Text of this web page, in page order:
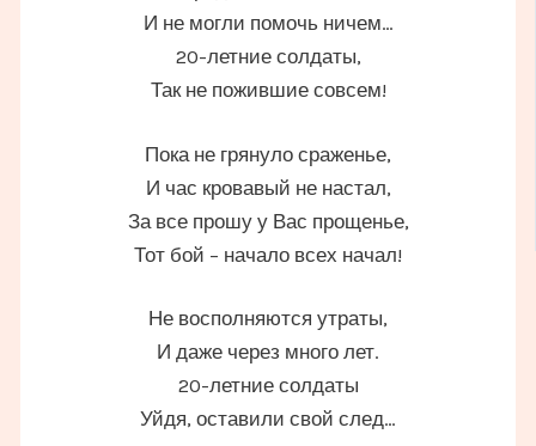
И не могли помочь ничем…
20-летние солдаты,
Так не пожившие совсем!
Пока не грянуло сраженье,
И час кровавый не настал,
За все прошу у Вас прощенье,
Тот бой – начало всех начал!
Не восполняются утраты,
И даже через много лет.
20-летние солдаты
Уйдя, оставили свой след…